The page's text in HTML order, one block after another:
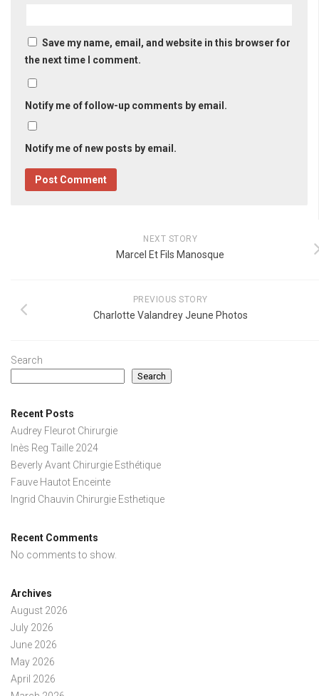
Save my name, email, and website in this browser for
the next time I comment.
Notify me of follow-up comments by email.
Notify me of new posts by email.
NEXT STORY
Marcel Et Fils Manosque
PREVIOUS STORY
Charlotte Valandrey Jeune Photos
Search
Search
Recent Posts
Audrey Fleurot Chirurgie
Inès Reg Taille 2024
Beverly Avant Chirurgie Esthétique
Fauve Hautot Enceinte
Ingrid Chauvin Chirurgie Esthetique
Recent Comments
No comments to show.
Archives
August 2026
July 2026
June 2026
May 2026
April 2026